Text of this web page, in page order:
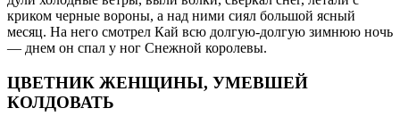
криком черные вороны, а над ними сиял большой ясный
месяц. На него смотрел Кай всю долгую-долгую зимнюю ночь
— днем он спал у ног Снежной королевы.
ЦВЕТНИК ЖЕНЩИНЫ, УМЕВШЕЙ
КОЛДОВАТЬ